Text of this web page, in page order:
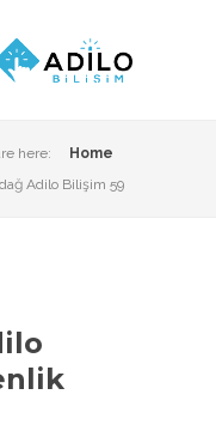
here:
Home
Adilo Bilişim 59